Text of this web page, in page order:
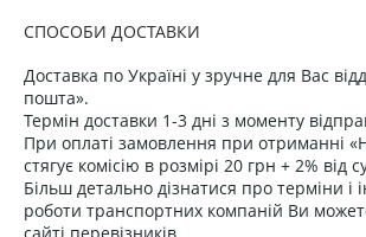
СПОСОБИ ДОСТАВКИ
Доставка по Україні у зручне для Вас
пошта».
Термін доставки 1-3 дні з моменту
При оплаті замовлення при отриманні
стягує комісію в розмірі 20 грн + 2% від
Більш детально дізнатися про терміни і
роботи транспортних компаній Ви